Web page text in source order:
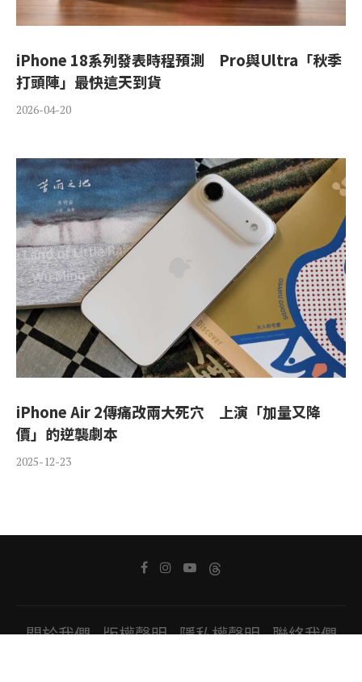
iPhone 18系列發表時程預測 Pro與Ultra「秋季
打頭陣」最快這天到貨
2026-04-20
iPhone Air 2傳痛改兩大死穴 上演「加量又降
價」的逆襲劇本
2025-12-23
關於我們 版權聲明 隱私權聲明 聯絡我們